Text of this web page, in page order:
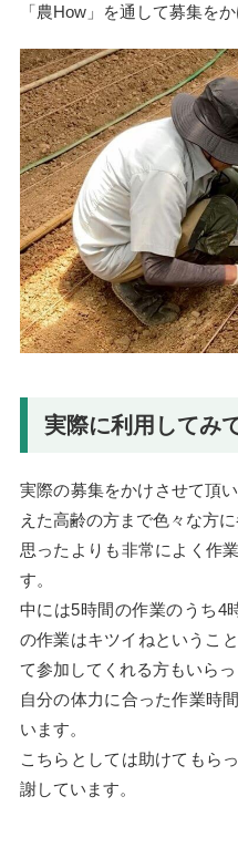
「農How」を通して募集を
実際に利用してみ
実際の募集をかけさせて頂
えた高齢の方まで色々な方
思ったよりも非常によく作
す。
中には5時間の作業のうち4
の作業はキツイねというこ
て参加してくれる方もいらっ
自分の体力に合った作業時
います。
こちらとしては助けてもら
謝しています。